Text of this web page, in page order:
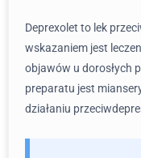
Deprexolet to lek
wskazaniem jest
objawów u dorosłych
preparatu jest
działaniu